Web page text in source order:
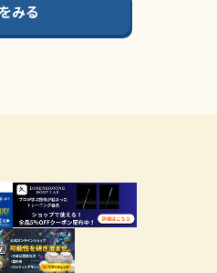
みる